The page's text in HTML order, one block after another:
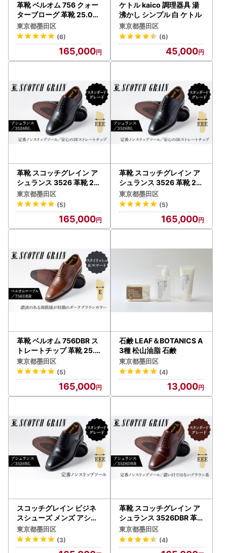
革靴 ベルオム 756 クォー
ターブローグ 革靴 25.0c
m
東京都墨田区
(6)
165,000
ケトル kaico 調理器具 湯
沸かし シンプル 白 ケトル
東京都墨田区
(6)
45,000
革靴 スコッチグレイン ア
シュランス 3526 革靴 26.
5cm
東京都墨田区
(5)
165,000
革靴 スコッチグレイン ア
シュランス 3526 革靴 25.
0cm
東京都墨田区
(5)
165,000
革靴 ベルオム 756DBR ス
トレートチップ 革靴 25.5
cm
東京都墨田区
(5)
165,000
石鹸 LEAF＆BOTANICS A
3種 松山油脂 石鹸
東京都墨田区
(4)
13,000
スコッチグレイン ビジネ
スシューズ メンズ アシュ
ランス 3520 セミブロー
グ 革靴 本革 日本製 EEE 送
料無料 ギフト 25.5cm
東京都墨田区
(3)
革靴 スコッチグレイン ア
シュランス 3526DBR 革靴
25.5cm
東京都墨田区
(4)